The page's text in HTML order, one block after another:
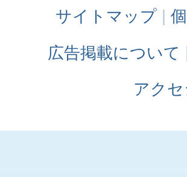
サイトマップ
広告掲載について
アク